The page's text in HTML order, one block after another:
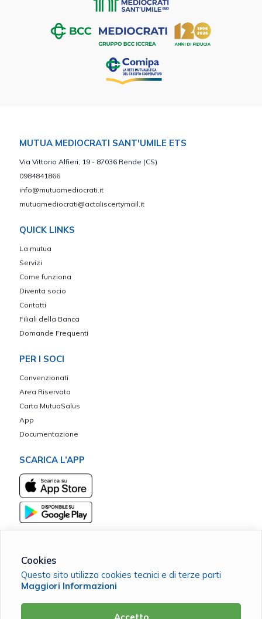
MUTUA MEDIOCRATI SANT'UMILE ETS
Via Vittorio Alfieri, 19 - 87036 Rende (CS)
0984841866
info@mutuamediocrati.it
mutuamediocrati@actaliscertymail.it
QUICK LINKS
La mutua
Servizi
Come funziona
Diventa socio
Contatti
Filiali della Banca
Domande Frequenti
PER I SOCI
Convenzionati
Area Riservata
Carta MutuaSalus
App
Documentazione
SCARICA L’APP
Mutua Mediocrati Sant'Umile ETS
C.F. 98142690787 |Cookie Policy
Cookies
Questo sito utilizza cookies tecnici e di terze parti
Maggiori Informazioni